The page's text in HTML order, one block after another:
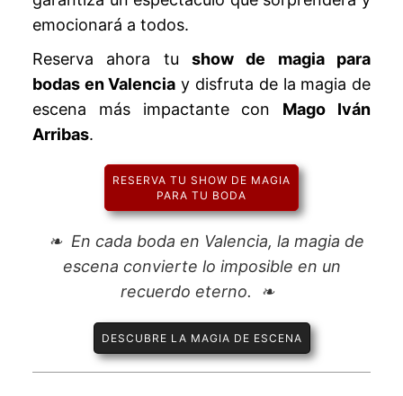
emocionará a todos.
Reserva ahora tu show de magia para
bodas en Valencia y disfruta de la magia de
escena más impactante con Mago Iván
Arribas.
RESERVA TU SHOW DE MAGIA
PARA TU BODA
En cada boda en Valencia, la magia de
escena convierte lo imposible en un
recuerdo eterno.
DESCUBRE LA MAGIA DE ESCENA